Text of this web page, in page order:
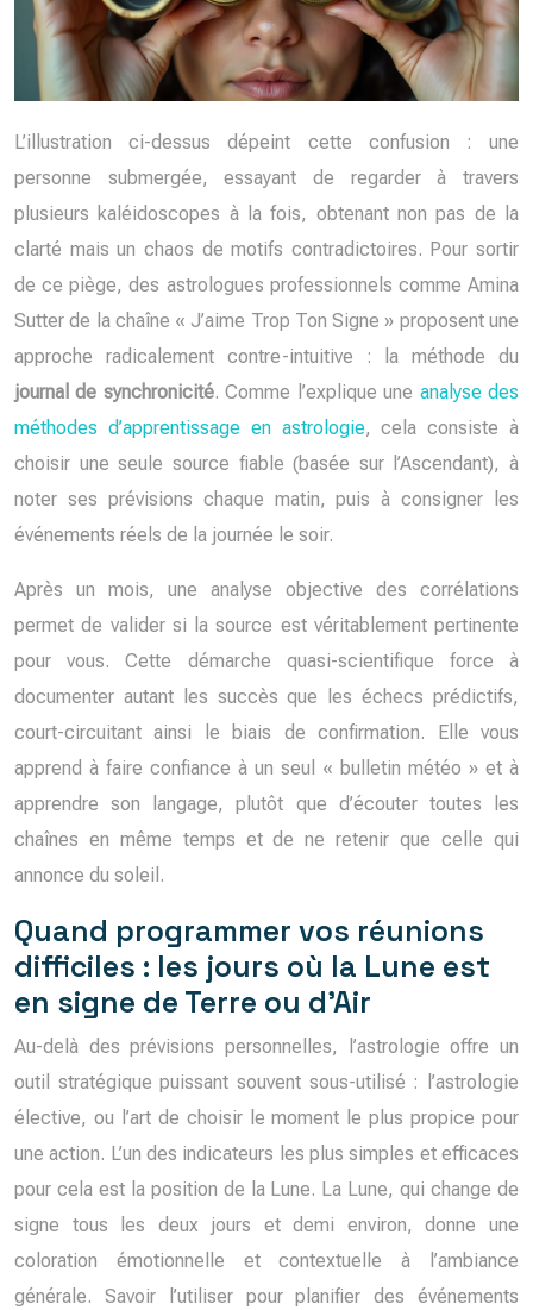
L’illustration ci-dessus dépeint cette confusion : une
personne submergée, essayant de regarder à travers
plusieurs kaléidoscopes à la fois, obtenant non pas de la
clarté mais un chaos de motifs contradictoires. Pour sortir
de ce piège, des astrologues professionnels comme Amina
Sutter de la chaîne « J’aime Trop Ton Signe » proposent une
approche radicalement contre-intuitive : la méthode du
journal de synchronicité. Comme l’explique une analyse des
méthodes d’apprentissage en astrologie, cela consiste à
choisir une seule source fiable (basée sur l’Ascendant), à
noter ses prévisions chaque matin, puis à consigner les
événements réels de la journée le soir.
Après un mois, une analyse objective des corrélations
permet de valider si la source est véritablement pertinente
pour vous. Cette démarche quasi-scientifique force à
documenter autant les succès que les échecs prédictifs,
court-circuitant ainsi le biais de confirmation. Elle vous
apprend à faire confiance à un seul « bulletin météo » et à
apprendre son langage, plutôt que d’écouter toutes les
chaînes en même temps et de ne retenir que celle qui
annonce du soleil.
Quand programmer vos réunions
difficiles : les jours où la Lune est
en signe de Terre ou d’Air
Au-delà des prévisions personnelles, l’astrologie offre un
outil stratégique puissant souvent sous-utilisé : l’astrologie
élective, ou l’art de choisir le moment le plus propice pour
une action. L’un des indicateurs les plus simples et efficaces
pour cela est la position de la Lune. La Lune, qui change de
signe tous les deux jours et demi environ, donne une
coloration émotionnelle et contextuelle à l’ambiance
générale. Savoir l’utiliser pour planifier des événements